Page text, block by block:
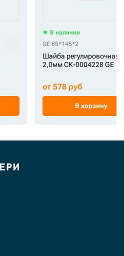
В наличии
GE 85*145*2
Шайба регулировочная
2,0мм СК-0004228 GE
от 578 руб
В корзину